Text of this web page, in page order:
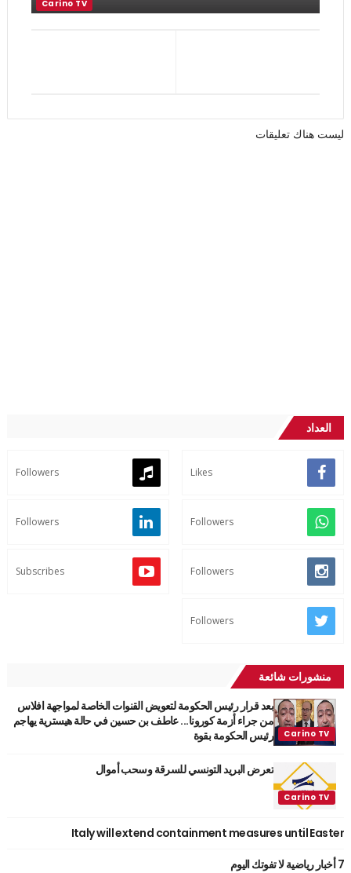
ليست هناك تعليقات
العداد
Likes
Followers
Followers
Followers
Followers
Subscribes
Followers
منشورات شائعة
بعد قرار رئيس الحكومة لتعويض القنوات الخاصة لمواجهة افلاس
من جراء أزمة كورونا... عاطف بن حسين في حالة هيسترية يهاجم
رئيس الحكومة بقوة
تعرض البريد التونسي للسرقة وسحب أموال
Italy will extend containment measures until Easter
7 أخبار رياضية لا تفوتك اليوم